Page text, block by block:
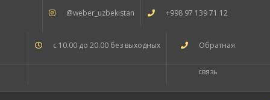
@weber_uzbekistan +998 97 139 71 12
с 10.00 до 20.00 без выходных Обратная
связь